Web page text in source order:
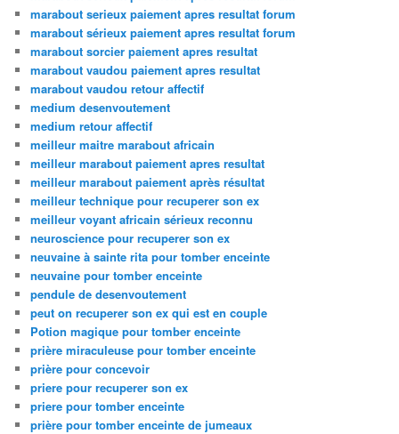
marabout serieux paiement apres resultat forum
marabout sérieux paiement apres resultat forum
marabout sorcier paiement apres resultat
marabout vaudou paiement apres resultat
marabout vaudou retour affectif
medium desenvoutement
medium retour affectif
meilleur maitre marabout africain
meilleur marabout paiement apres resultat
meilleur marabout paiement après résultat
meilleur technique pour recuperer son ex
meilleur voyant africain sérieux reconnu
neuroscience pour recuperer son ex
neuvaine à sainte rita pour tomber enceinte
neuvaine pour tomber enceinte
pendule de desenvoutement
peut on recuperer son ex qui est en couple
Potion magique pour tomber enceinte
prière miraculeuse pour tomber enceinte
prière pour concevoir
priere pour recuperer son ex
priere pour tomber enceinte
prière pour tomber enceinte de jumeaux